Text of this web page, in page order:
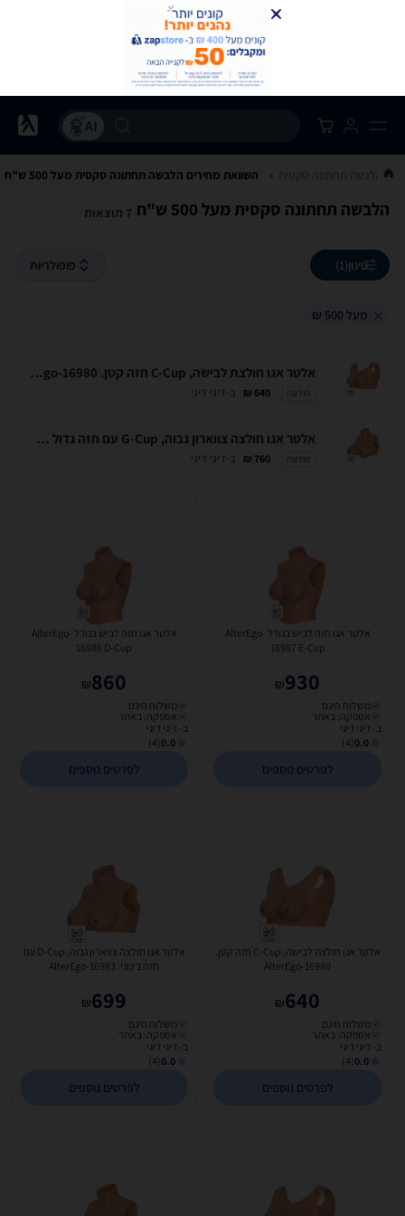
הלבשה תחתונה סקסית השוואת מחירים הלבשה תחתונה סקסית ‏מעל 500 ‏ש"ח
הלבשה תחתונה סקסית ‏מעל 500 ‏ש"ח 7 תוצאות
סינון(1) פופולריות
מעל 500 ₪
אלטר אגו חולצת לבישה, C-Cup חזה קטן. AlterEgo-16980
מודעה 640 ₪ ב-דיגי דיגי
אלטר אגו חולצה צווארון גבוה, G-Cup עם חזה גדול מאוד. AlterEgo-16985
מודעה 760 ₪ ב-דיגי דיגי
אלטר אגו חזה לביש בגודל AlterEgo-
16987 E-Cup
930
₪
משלוח חינם
אספקה: באתר
ב- דיגי דיגי
0.0
(4)
לפרטים נוספים
אלטר אגו חזה לביש בגודל AlterEgo-
16986 D-Cup
860
₪
משלוח חינם
אספקה: באתר
ב- דיגי דיגי
0.0
(4)
לפרטים נוספים
אלטר אגו חולצת לבישה, C-Cup חזה קטן.
AlterEgo-16980
640
₪
משלוח חינם
אספקה: באתר
ב- דיגי דיגי
0.0
(4)
לפרטים נוספים
אלטר אגו חולצה צווארון גבוה, D-Cup עם
חזה בינוני. AlterEgo-16983
699
₪
משלוח חינם
אספקה: באתר
ב- דיגי דיגי
0.0
(4)
לפרטים נוספים